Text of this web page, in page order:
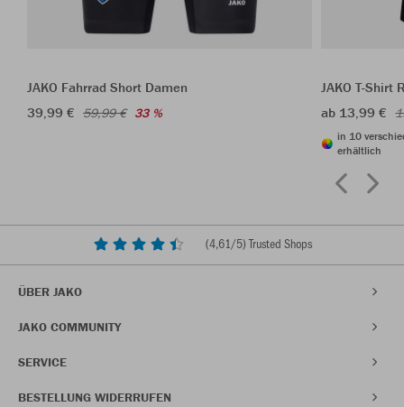
JAKO Fahrrad Short Damen
39,99 € 59,99 € 33 %
JAKO T-Shirt
ab 13,99 €
in 10
erhältlich
(4,61/5) Trusted Shops
ÜBER JAKO
JAKO COMMUNITY
SERVICE
BESTELLUNG WIDERRUFEN